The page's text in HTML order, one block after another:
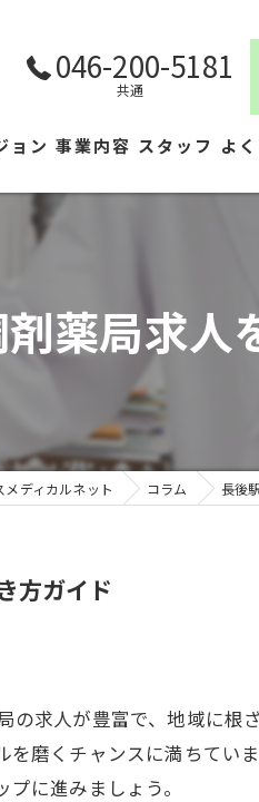
046-200-5181
共通
ョン 事業内容 スタッフ よ
薬局求人
ディカルネット コラム 長後
方ガイド
求人が豊富で、地域に根
磨くチャンスに満ちてい
に進みましょう。